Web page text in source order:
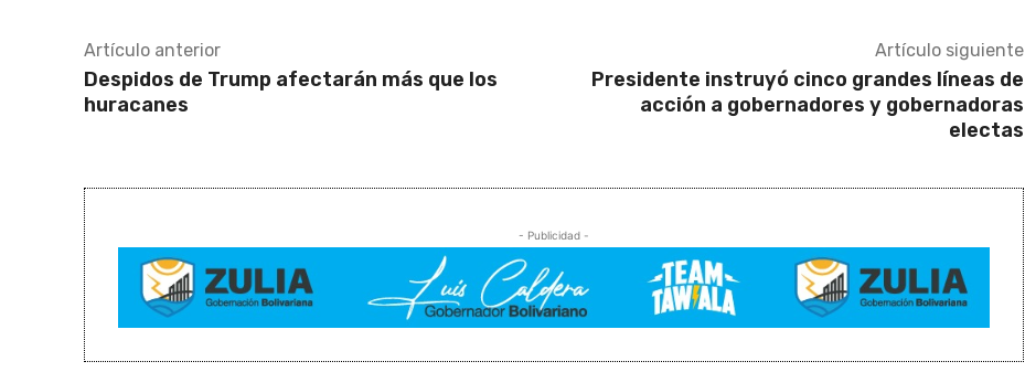
Artículo anterior
Despidos de Trump afectarán más que los
huracanes
Artículo siguiente
Presidente instruyó cinco grandes líneas de
acción a gobernadores y gobernadoras
electas
- Publicidad -